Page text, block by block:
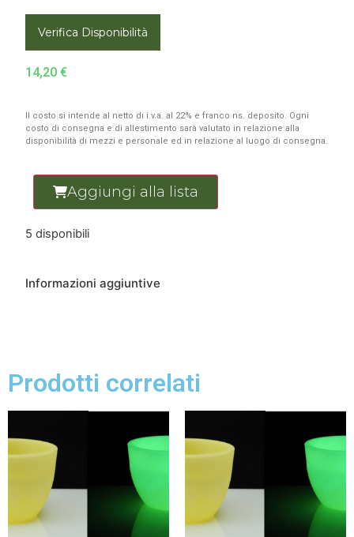
Verifica Disponibilità
14,20 €
Il costo si intende al netto di i.v.a. al 22% e franco ns. deposito. Ogni
costo di consegna e di allestimento sarà valutato in relazione alla
disponibilità di mezzi e personale ed in relazione al luogo di consegna.
Aggiungi alla lista
5 disponibili
Informazioni aggiuntive
Prodotti correlati